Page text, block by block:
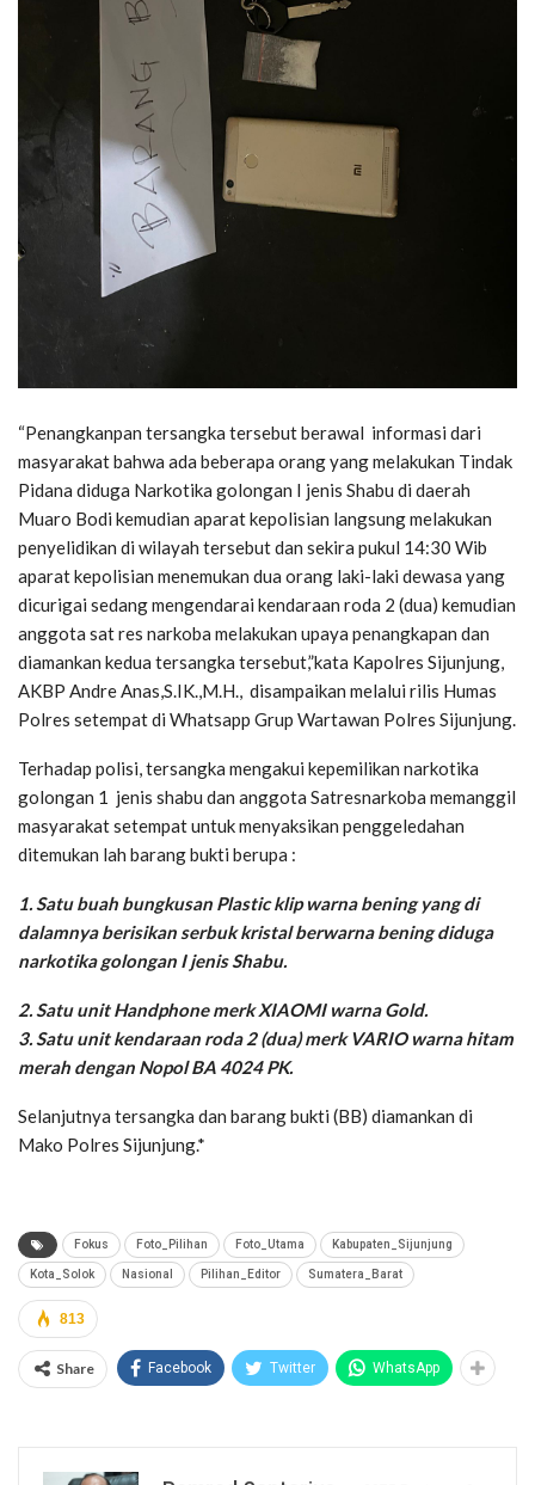
“Penangkanpan tersangka tersebut berawal informasi dari
masyarakat bahwa ada beberapa orang yang melakukan Tindak
Pidana diduga Narkotika golongan I jenis Shabu di daerah
Muaro Bodi kemudian aparat kepolisian langsung melakukan
penyelidikan di wilayah tersebut dan sekira pukul 14:30 Wib
aparat kepolisian menemukan dua orang laki-laki dewasa yang
dicurigai sedang mengendarai kendaraan roda 2 (dua) kemudian
anggota sat res narkoba melakukan upaya penangkapan dan
diamankan kedua tersangka tersebut,”kata Kapolres Sijunjung,
AKBP Andre Anas,S.IK.,M.H., disampaikan melalui rilis Humas
Polres setempat di Whatsapp Grup Wartawan Polres Sijunjung.
Terhadap polisi, tersangka mengakui kepemilikan narkotika
golongan 1 jenis shabu dan anggota Satresnarkoba memanggil
masyarakat setempat untuk menyaksikan penggeledahan
ditemukan lah barang bukti berupa :
1. Satu buah bungkusan Plastic klip warna bening yang di
dalamnya berisikan serbuk kristal berwarna bening diduga
narkotika golongan I jenis Shabu.
2. Satu unit Handphone merk XIAOMI warna Gold.
3. Satu unit kendaraan roda 2 (dua) merk VARIO warna hitam
merah dengan Nopol BA 4024 PK.
Selanjutnya tersangka dan barang bukti (BB) diamankan di
Mako Polres Sijunjung.*
Fokus Foto_Pilihan Foto_Utama Kabupaten_Sijunjung
Kota_Solok Nasional Pilihan_Editor Sumatera_Barat
813
Share Facebook Twitter WhatsApp